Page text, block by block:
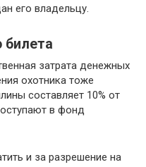
его владельцу.
билета
затрата денежных
охотника тоже
составляет 10% от
в фонд
и за разрешение на